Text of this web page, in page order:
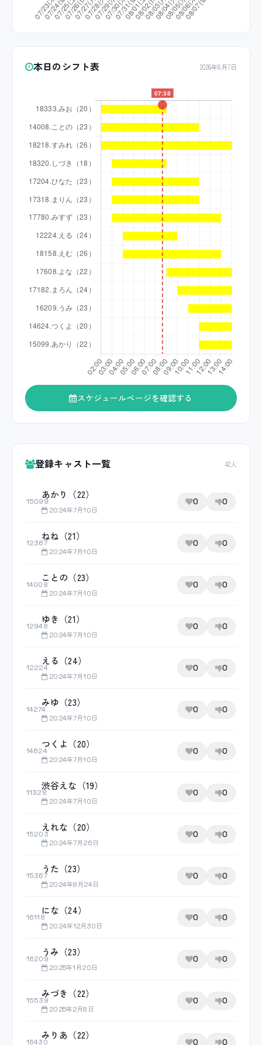
本日のシフト表 2026年8月7日
スケジュールページを確認する
登録キャスト一覧 42人
15099
あかり（22）
2024年7月10日
0 0
12367
ねね（21）
2024年7月10日
0 0
14008
ことの（23）
2024年7月10日
0 0
12948
ゆき（21）
2024年7月10日
0 0
12224
える（24）
2024年7月10日
0 0
14274
みゆ（23）
2024年7月10日
0 0
14624
つくよ（20）
2024年7月10日
0 0
11328
渋谷えな（19）
2024年7月10日
0 0
15203
えれな（20）
2024年7月26日
0 0
15367
うた（23）
2024年8月24日
0 0
16118
にな（24）
2024年12月30日
0 0
16209
うみ（23）
2025年1月20日
0 0
15539
みづき（22）
2025年2月8日
0 0
16430
みりあ（22）
0 0